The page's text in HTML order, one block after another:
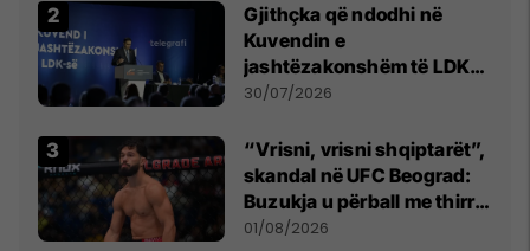
Gjithçka që ndodhi në
Kuvendin e
jashtëzakonshëm të LDK-
së
30/07/2026
“Vrisni, vrisni shqiptarët”,
skandal në UFC Beograd:
Buzukja u përball me thirrje
anti-shqiptare nga
01/08/2026